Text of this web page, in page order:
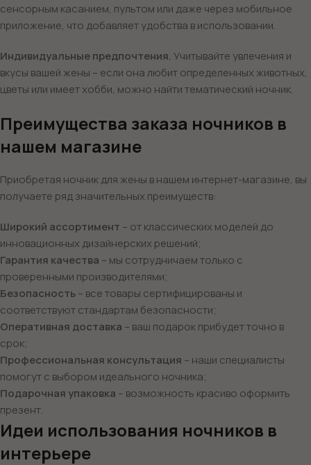
сенсорным касанием, пультом или даже через мобильное
приложение, что добавляет удобства в использовании.
Индивидуальные предпочтения.Учитывайте увлечения и
вкусы вашей жены – если она любит определенных животных,
цветы или имеет хобби, можно найти тематический ночник.
Преимущества заказа ночников в
нашем магазине
Приобретая ночник для жены в нашем интернет-магазине, вы
получаете ряд значительных преимуществ:
Широкий ассортимент – от классических моделей до
инновационных дизайнерских решений;
Гарантия качества – мы сотрудничаем только с
проверенными производителями;
Безопасность– все товары сертифицированы и
соответствуют стандартам безопасности;
Оперативная доставка – ваш подарок прибудет точно в
срок;
Профессиональная консультация – наши специалисты
помогут с выбором идеального ночника;
Подарочная упаковка – возможность красиво оформить
презент.
Идеи использования ночников в
интерьере